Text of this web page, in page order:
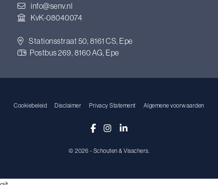
info@senv.nl
KvK-08040074
Stationsstraat 50, 8161 CS, Epe
Postbus 269, 8160 AG, Epe
© 2026 - Schouten & Visschers.
Cookiebeleid Disclaimer Privacy Statement Algemene voorwaarden
Facebook
Instagram
LinkedIn